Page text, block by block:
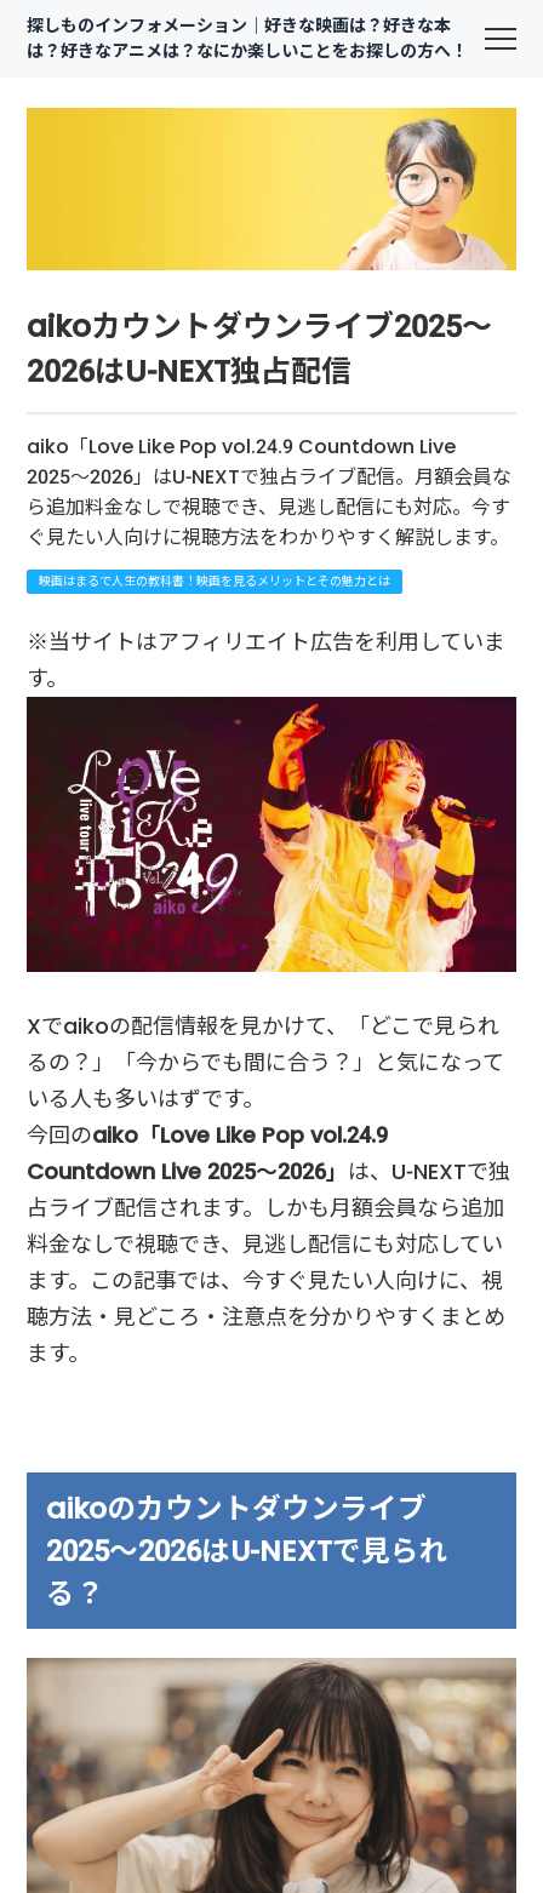
探しものインフォメーション｜好きな映画は？好きな本
は？好きなアニメは？なにか楽しいことをお探しの方へ！
aikoカウントダウンライブ2025〜
2026はU-NEXT独占配信
aiko「Love Like Pop vol.24.9 Countdown Live
2025〜2026」はU-NEXTで独占ライブ配信。月額会員な
ら追加料金なしで視聴でき、見逃し配信にも対応。今す
ぐ見たい人向けに視聴方法をわかりやすく解説します。
映画はまるで人生の教科書！映画を見るメリットとその魅力とは
※当サイトはアフィリエイト広告を利用していま
す。
Xでaikoの配信情報を見かけて、「どこで見られ
るの？」「今からでも間に合う？」と気になって
いる人も多いはずです。
今回のaiko「Love Like Pop vol.24.9
Countdown Live 2025〜2026」 は、U-NEXTで独
占ライブ配信されます。しかも月額会員なら追加
料金なしで視聴でき、見逃し配信にも対応してい
ます。この記事では、今すぐ見たい人向けに、視
聴方法・見どころ・注意点を分かりやすくまとめ
ます。
aikoのカウントダウンライブ
2025〜2026はU-NEXTで見られ
る？